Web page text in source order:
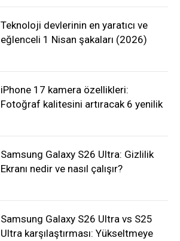
Teknoloji devlerinin en yaratıcı ve
eğlenceli 1 Nisan şakaları (2026)
iPhone 17 kamera özellikleri:
Fotoğraf kalitesini artıracak 6 yenilik
Samsung Galaxy S26 Ultra: Gizlilik
Ekranı nedir ve nasıl çalışır?
Samsung Galaxy S26 Ultra vs S25
Ultra karşılaştırması: Yükseltmeye